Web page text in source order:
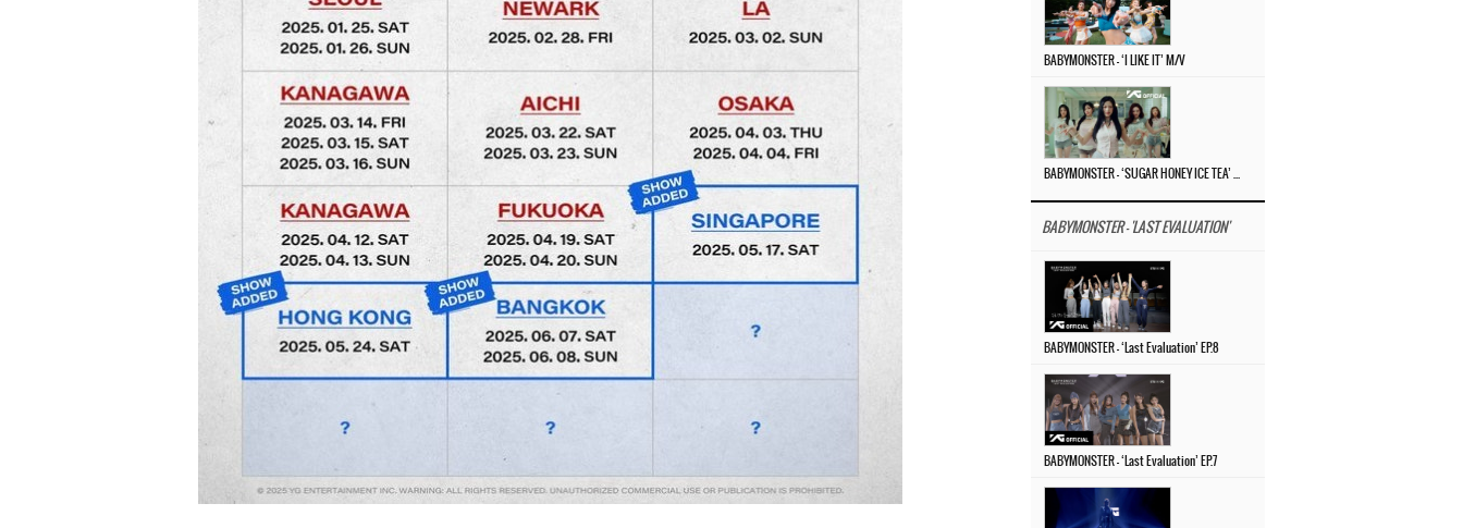
BABYMONSTER – ‘I LIKE IT’ M/V
BABYMONSTER - 'LAST EVALUATION'
BABYMONSTER – ‘Last Evaluation’ EP.8
BABYMONSTER – ‘Last Evaluation’ EP.7